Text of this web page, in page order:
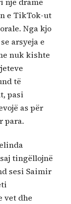
e TikTok-ut
Nga kjo
arsyeja e
nuk kishte
të
pasi
as për
para.
tingëllojnë
sesi Saimir
vet dhe